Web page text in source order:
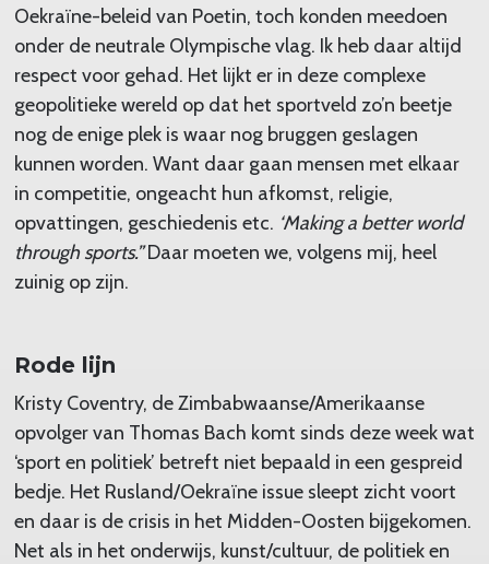
Oekraïne-beleid van Poetin, toch konden meedoen
onder de neutrale Olympische vlag. Ik heb daar altijd
respect voor gehad. Het lijkt er in deze complexe
geopolitieke wereld op dat het sportveld zo’n beetje
nog de enige plek is waar nog bruggen geslagen
kunnen worden. Want daar gaan mensen met elkaar
in competitie, ongeacht hun afkomst, religie,
opvattingen, geschiedenis etc. ‘Making a better world
through sports.”Daar moeten we, volgens mij, heel
zuinig op zijn.
Rode lijn
Kristy Coventry, de Zimbabwaanse/Amerikaanse
opvolger van Thomas Bach komt sinds deze week wat
‘sport en politiek’ betreft niet bepaald in een gespreid
bedje. Het Rusland/Oekraïne issue sleept zicht voort
en daar is de crisis in het Midden-Oosten bijgekomen.
Net als in het onderwijs, kunst/cultuur, de politiek en